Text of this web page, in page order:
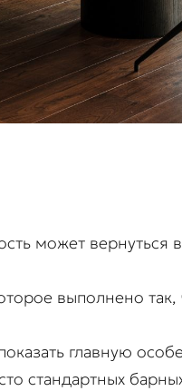
может
выполнено так,
главную
стандартных